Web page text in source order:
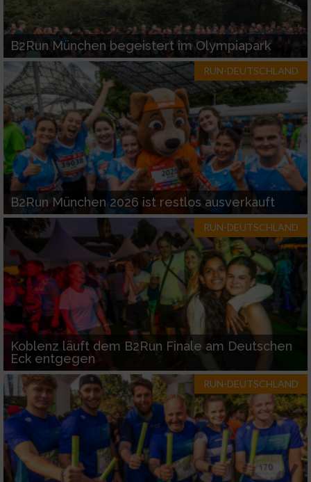
B2Run München begeistert im Olympiapark
RUN-DEUTSCHLAND
B2Run München 2026 ist restlos ausverkauft
RUN-DEUTSCHLAND
Koblenz läuft dem B2Run Finale am Deutschen
Eck entgegen
RUN-DEUTSCHLAND